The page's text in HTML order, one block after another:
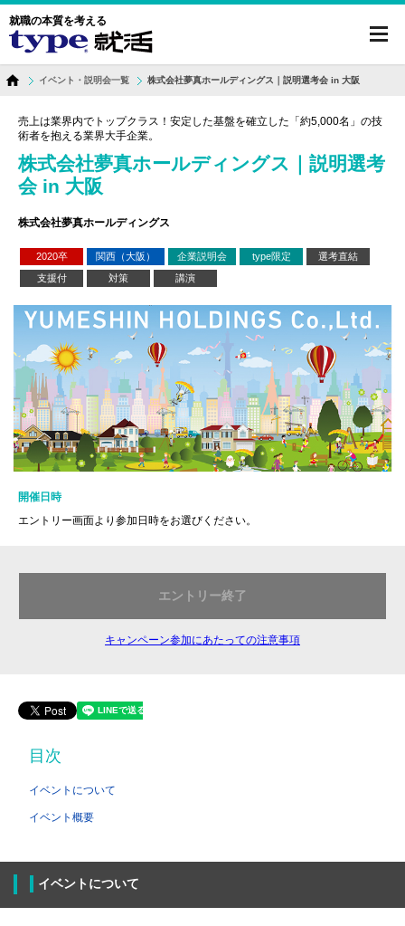
就職の本質を考える
イベント・説明会一覧 株式会社夢真ホールディングス｜説明選考会 in 大阪
売上は業界内でトップクラス！安定した基盤を確立した「約5,000名」の技
術者を抱える業界大手企業。
株式会社夢真ホールディングス｜説明選考
会 in 大阪
株式会社夢真ホールディングス
2020卒 関西（大阪） 企業説明会 type限定
選考直結
支援付
対策 講演
開催日時
エントリー画面より参加日時をお選びください。
エントリー終了
キャンペーン参加にあたっての注意事項
目次
イベントについて
イベント概要
イベントについて